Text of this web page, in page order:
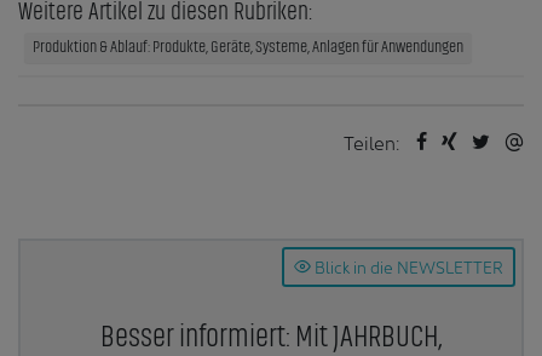
Weitere Artikel zu diesen Rubriken:
Produktion & Ablauf: Produkte, Geräte, Systeme, Anlagen für Anwendungen
Teilen:
Blick in die NEWSLETTER
Besser informiert: Mit JAHRBUCH,